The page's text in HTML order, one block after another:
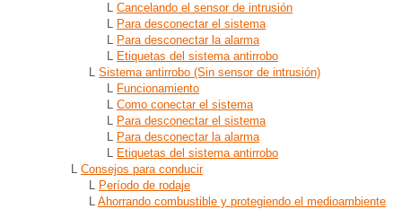
L Cancelando el sensor de intrusión
L Para desconectar el sistema
L Para desconectar la alarma
L Etiquetas del sistema antirrobo
L Sistema antirrobo (Sin sensor de intrusión)
L Funcionamiento
L Como conectar el sistema
L Para desconectar el sistema
L Para desconectar la alarma
L Etiquetas del sistema antirrobo
L Consejos para conducir
L Período de rodaje
L Ahorrando combustible y protegiendo el medioambiente